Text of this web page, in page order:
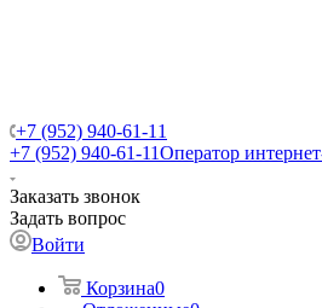
+7 (952) 940-61-11
+7 (952) 940-61-11Оператор
Заказать звонок
Задать вопрос
Войти
Корзина0